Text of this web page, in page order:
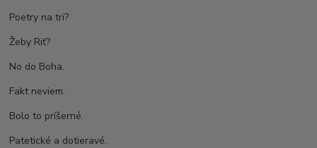
Poetry na tri?
Žeby Riť?
No do Boha.
Fakt neviem.
Bolo to príšerné.
Patetické a dotieravé.